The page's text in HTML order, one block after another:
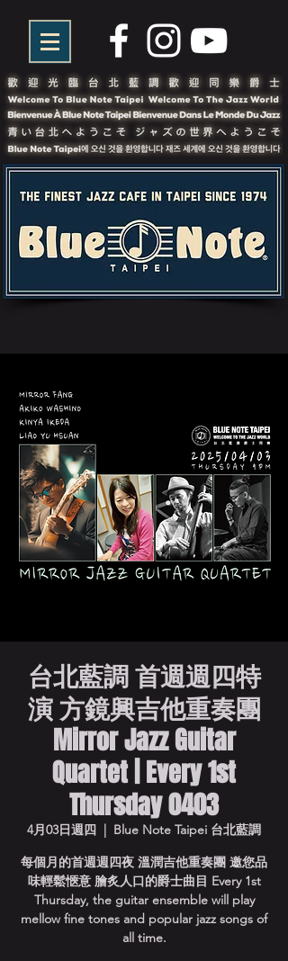
台北藍調 首週週四特
演 方鏡興吉他重奏團
Mirror Jazz Guitar
Quartet | Every 1st
Thursday 0403
4月03日週四
  |
Blue Note Taipei 台北藍調
每個月的首週週四夜 溫潤吉他重奏團 邀您品
味輕鬆愜意 膾炙人口的爵士曲目 Every 1st
Thursday, the guitar ensemble will play
mellow fine tones and popular jazz songs of
all time.